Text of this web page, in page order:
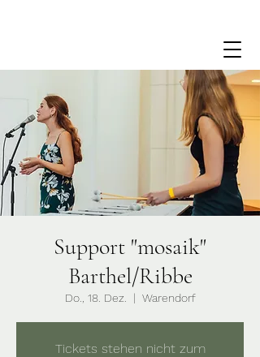
Support "mosaik"
Barthel/Ribbe
Do., 18. Dez.
  |
Warendorf
Tickets stehen nicht zum